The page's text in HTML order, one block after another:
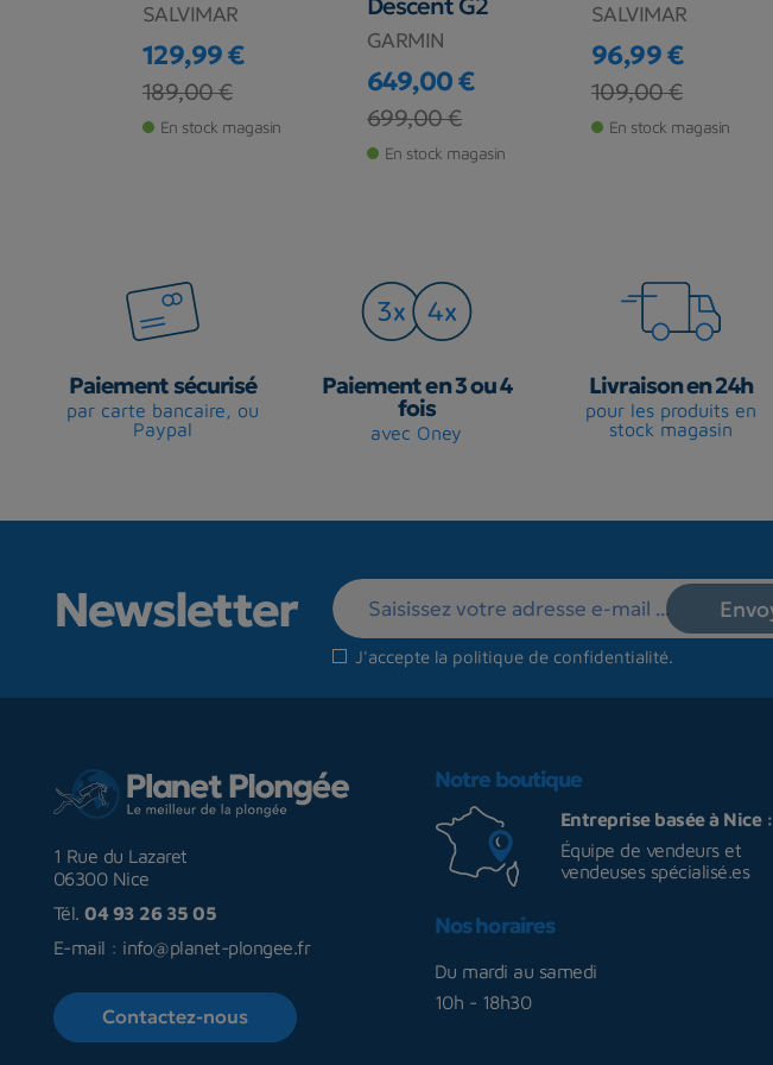
SALVIMAR
Prix
129,99 €
Prix de base
189,00 €
En stock magasin
GARMIN
Prix
649,00 €
Prix de base
699,00 €
En stock magasin
SALVIMAR
Prix
96,99 €
Prix de base
109,00 €
En stock magasin
Paiement sécurisé
par carte bancaire, ou
Paypal
Paiement en 3 ou 4
fois
avec Oney
Livraison en 24h
pour les produits en
stock magasin
Newsletter
J'accepte la politique de confidentialité.
1 Rue du Lazaret
06300 Nice
Tél. 04 93 26 35 05
E-mail : info@planet-plongee.fr
Contactez-nous
Notre boutique
Entreprise basée à Nice :
Équipe de vendeurs et
vendeuses spécialisé.es
Nos horaires
Du mardi au samedi
10h - 18h30